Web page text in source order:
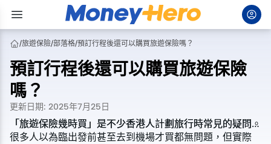
/旅遊保險/部落格/預訂行程後還可以購買旅遊保險嗎？
預訂行程後還可以購買旅遊保險
嗎？
更新日期: 2025年7月25日
「旅遊保險幾時買」是不少香港人計劃旅行時常見的疑問。
很多人以為臨出發前甚至去到機場才買都無問題，但實際
「旅遊保險幾時買」是不少香港人計劃旅行時常見的疑問。
很多人以為臨出發前甚至去到機場才買都無問題，但實際